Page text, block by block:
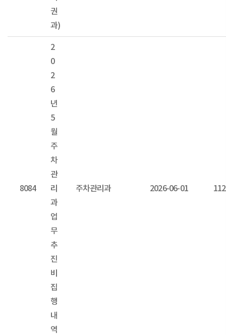
권
과)
8084
2
0
2
6
년
5
월
주
차
관
리
과
업
무
추
진
비
집
행
내
역
주차관리과 2026-06-01 112